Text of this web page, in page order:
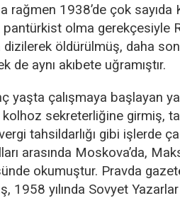
rağmen 1938’de çok sayıda
pantürkist olma gerekçesiyle
dizilerek öldürülmüş, daha
de aynı akıbete uğramıştır.
yaşta çalışmaya başlayan
kolhoz sekreterliğine girmiş,
vergi tahsildarlığı gibi işlerde
arasında Moskova’da,
okumuştur. Pravda
1958 yılında Sovyet